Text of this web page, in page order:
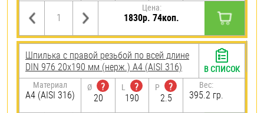
Цена:
1830р. 74коп.
Шпилька с правой резьбой по всей длине
DIN 976 20х190 мм (нерж.) A4 (AISI 316)
Материал
A4 (AISI 316)
Ø
?
20
L
?
190
P
?
2.5
Вес:
395.2 гр.
В СПИСОК